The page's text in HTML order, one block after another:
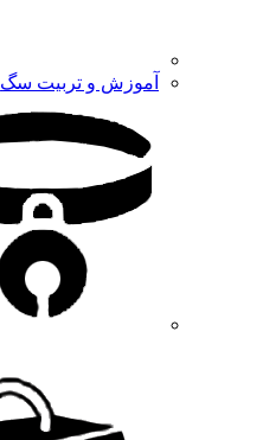
آموزش و تربیت سگ